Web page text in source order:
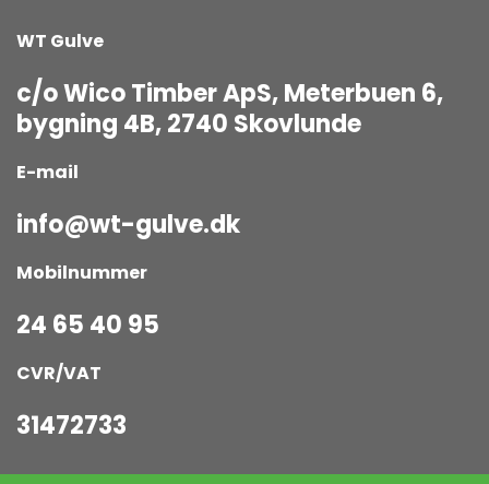
WT Gulve
c/o Wico Timber ApS, Meterbuen 6,
bygning 4B, 2740 Skovlunde
E-mail
info@wt-gulve.dk
Mobilnummer
24 65 40 95
CVR/VAT
31472733